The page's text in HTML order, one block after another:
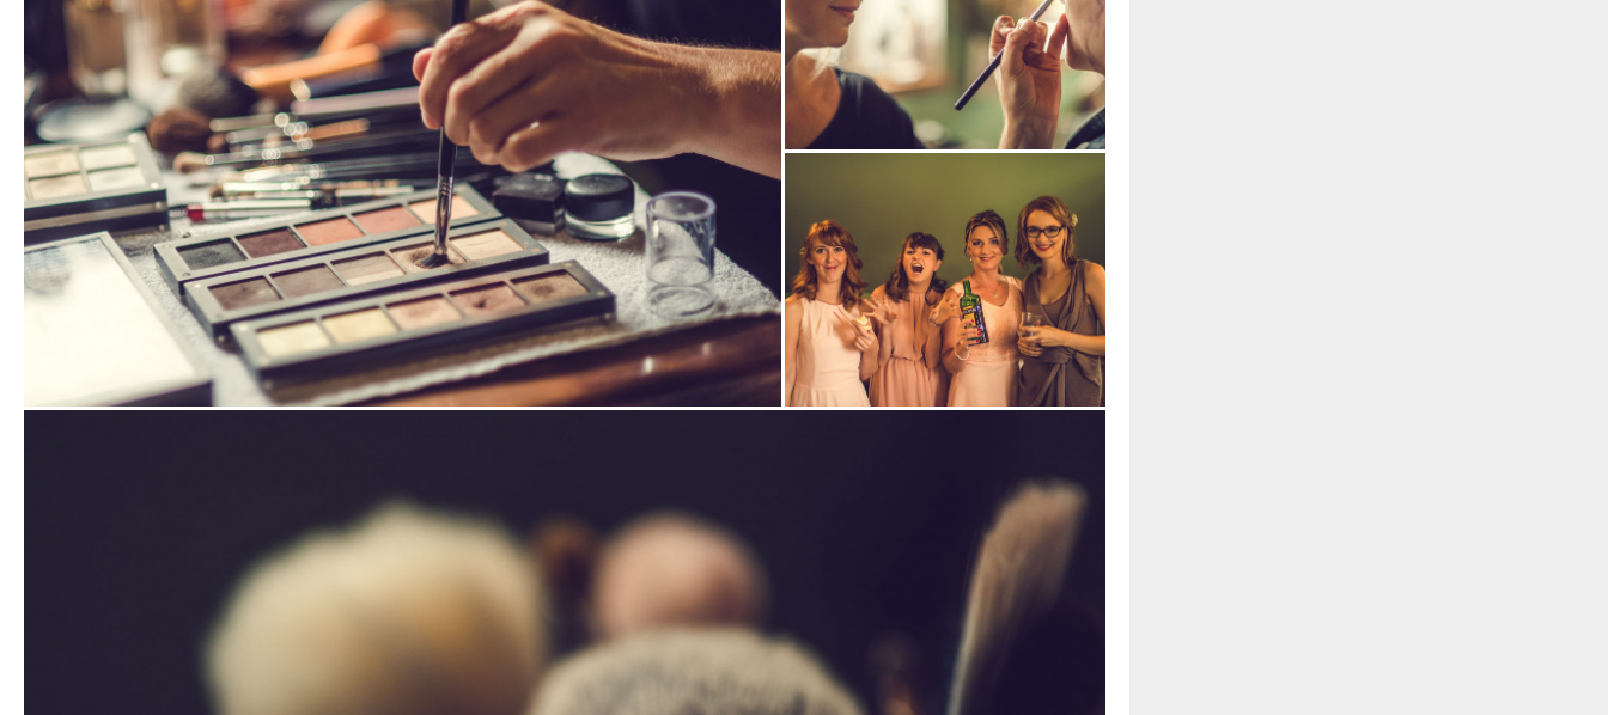
Zobrazit
fotografii
Zobrazit
fotografii